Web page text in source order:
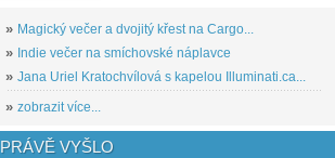
» Magický večer a dvojitý křest na Cargo...
» Indie večer na smíchovské náplavce
» Jana Uriel Kratochvílová s kapelou Illuminati.ca...
» zobrazit více...
PRÁVĚ VYŠLO